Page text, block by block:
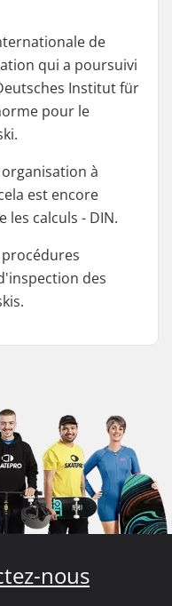
de
qui a poursuivi
Institut für
pour le
à
est encore
calculs - DIN.
procédures
des
nous